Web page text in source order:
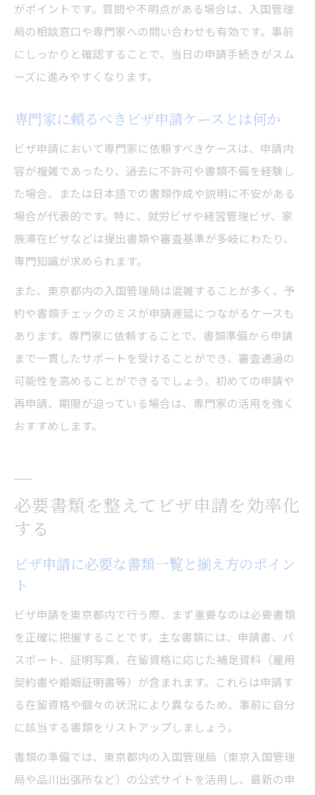
がポイントです。質問や不明点がある場合は、入国管理
局の相談窓口や専門家への問い合わせも有効です。事前
にしっかりと確認することで、当日の申請手続きがスム
ーズに進みやすくなります。
専門家に頼るべきビザ申請ケースとは何か
ビザ申請において専門家に依頼すべきケースは、申請内
容が複雑であったり、過去に不許可や書類不備を経験し
た場合、または日本語での書類作成や説明に不安がある
場合が代表的です。特に、就労ビザや経営管理ビザ、家
族滞在ビザなどは提出書類や審査基準が多岐にわたり、
専門知識が求められます。
また、東京都内の入国管理局は混雑することが多く、予
約や書類チェックのミスが申請遅延につながるケースも
あります。専門家に依頼することで、書類準備から申請
まで一貫したサポートを受けることができ、審査通過の
可能性を高めることができるでしょう。初めての申請や
再申請、期限が迫っている場合は、専門家の活用を強く
おすすめします。
必要書類を整えてビザ申請を効率化
する
ビザ申請に必要な書類一覧と揃え方のポイン
ト
ビザ申請を東京都内で行う際、まず重要なのは必要書類
を正確に把握することです。主な書類には、申請書、パ
スポート、証明写真、在留資格に応じた補足資料（雇用
契約書や婚姻証明書等）が含まれます。これらは申請す
る在留資格や個々の状況により異なるため、事前に自分
に該当する書類をリストアップしましょう。
書類の準備では、東京都内の入国管理局（東京入国管理
局や品川出張所など）の公式サイトを活用し、最新の申